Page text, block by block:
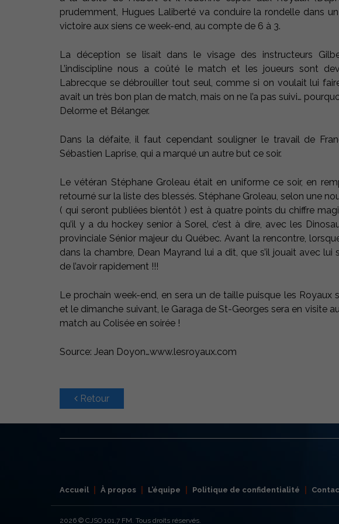
prudemment, Hugues Laliberté va conduire la rondelle dans
victoire aux siens ce week-end, au compte de 6 à 3.
La déception se lisait dans le visage des instructeurs
L’indiscipline nous a coûté le match et les joueurs sont
Labrecque se débrouiller tout seul, comme si on voulait lui
avait un très bon plan de match, mais on ne l’a pas suivi…
Delorme et Bélanger.
Dans la défaite, il faut cependant souligner le travail de
Sébastien Laprise, qui a marqué un autre but ce soir.
Le vétéran Stéphane Groleau était en uniforme ce soir, en
retourné sur la liste des blessés. Stéphane Groleau, selon une
( qui seront publiées bientôt ) est à quatre points du chiffre
qu’il y a du hockey senior à Sorel, c’est à dire, avec les
provinciale Sénior majeur du Québec. Avant la rencontre,
dans la chambre, Dean Mayrand lui a dit, que s’il jouait avec
de l’avoir rapidement !!!
Le prochain week-end, en sera un de taille puisque les Royaux
et le dimanche suivant, le Garaga de St-Georges sera en visite
match au Colisée en soirée !
Source: Jean Doyon…www.lesroyaux.com
Retour
Accueil À propos L’équipe Politique de confidentialité
2026 © CJSO 101,7 FM. Tous droits réservés.